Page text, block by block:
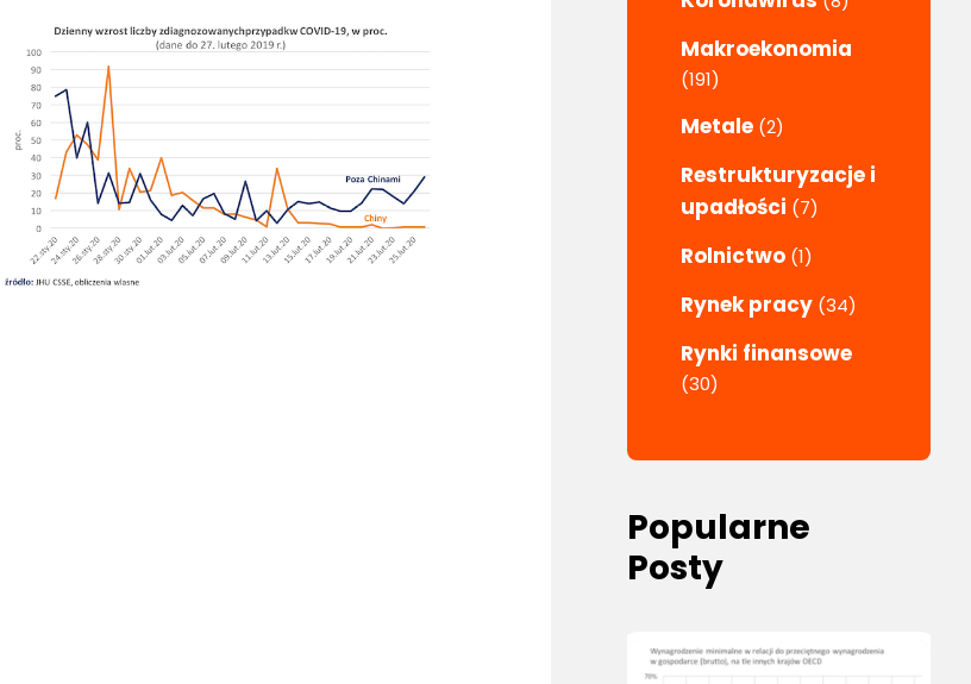
Makroekonomia
(191)
Metale (2)
Restrukturyzacje i
upadłości (7)
Rolnictwo (1)
Rynek pracy (34)
Rynki finansowe
(30)
Popularne
Posty